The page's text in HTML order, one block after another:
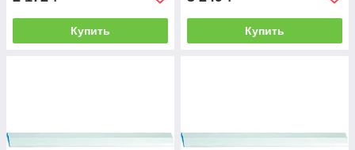
Купить Купить